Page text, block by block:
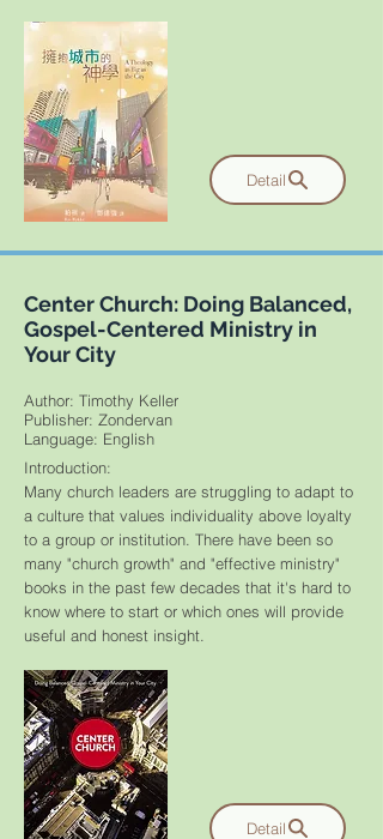
Detail
Center Church: Doing Balanced,
Gospel-Centered Ministry in
Your City
Author: Timothy Keller
Publisher: Zondervan
​Language: English
Introduction:
Many church leaders are struggling to adapt to
a culture that values individuality above loyalty
to a group or institution. There have been so
many "church growth" and "effective ministry"
books in the past few decades that it's hard to
know where to start or which ones will provide
useful and honest insight.
Detail